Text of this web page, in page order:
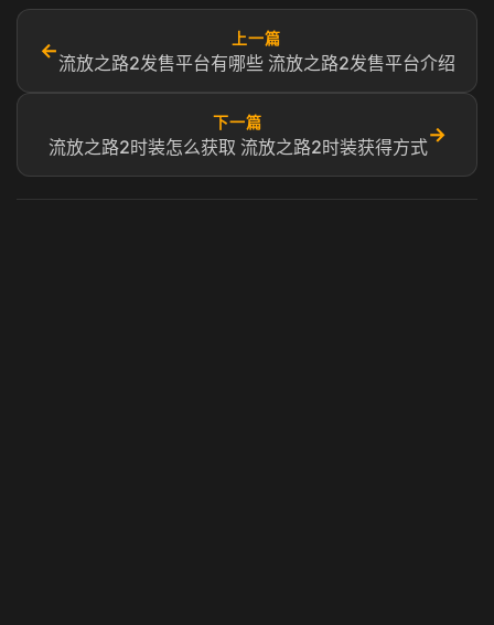
←
上一篇
流放之路2发售平台有哪些 流放之路2发售平台介绍
下一篇
流放之路2时装怎么获取 流放之路2时装获得方式
→